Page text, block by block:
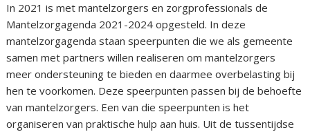
In 2021 is met mantelzorgers en zorgprofessionals de
Mantelzorgagenda 2021-2024 opgesteld. In deze
mantelzorgagenda staan speerpunten die we als gemeente
samen met partners willen realiseren om mantelzorgers
meer ondersteuning te bieden en daarmee overbelasting bij
hen te voorkomen. Deze speerpunten passen bij de behoefte
van mantelzorgers. Een van die speerpunten is het
organiseren van praktische hulp aan huis. Uit de tussentijdse